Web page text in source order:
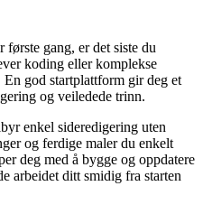
gang, er det siste du
koding eller komplekse
god startplattform gir deg et
og veiledede trinn.
enkel sideredigering uten
og ferdige maler du enkelt
deg med å bygge og oppdatere
arbeidet ditt smidig fra starten